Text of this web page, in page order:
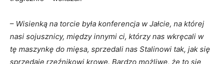
– Wisienką na torcie była konferencja w Jałcie, na której
nasi sojusznicy, między innymi ci, którzy nas wkręcali w
tę maszynkę do mięsa, sprzedali nas Stalinowi tak, jak się
sprzedaje rzeźnikowi krowę. Bardzo możliwe, że to się